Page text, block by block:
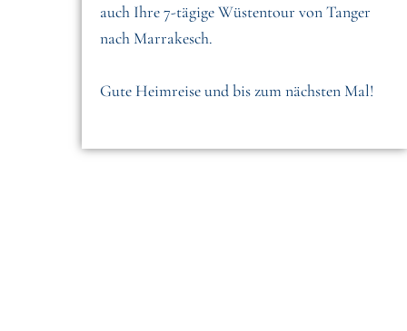
auch Ihre 7-tägige Wüstentour von Tanger
nach Marrakesch.
Gute Heimreise und bis zum nächsten Mal!